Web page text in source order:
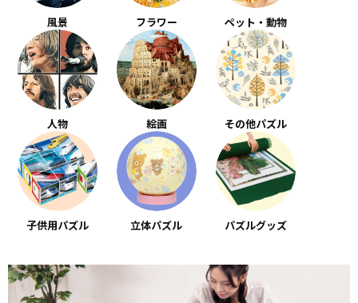
風景 フラワー ペット・動物
人物 絵画 その他パズル
子供用パズル 立体パズル パズルグッズ